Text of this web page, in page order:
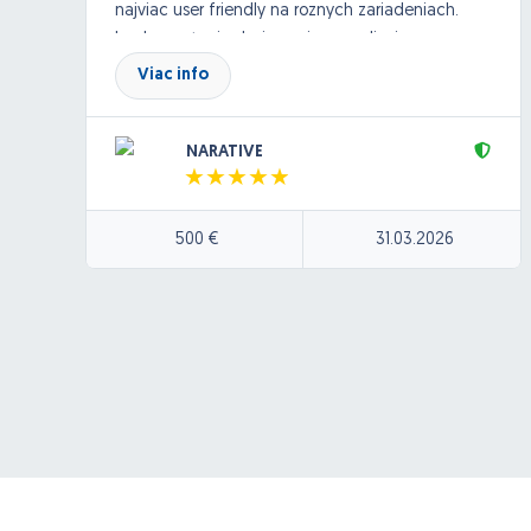
najviac user friendly na roznych zariadeniach.
potrebujem teda UX poradenstvo a navrh.
Dolezite su skusenosti.
Viac info
NARATIVE
500 € 31.03.2026